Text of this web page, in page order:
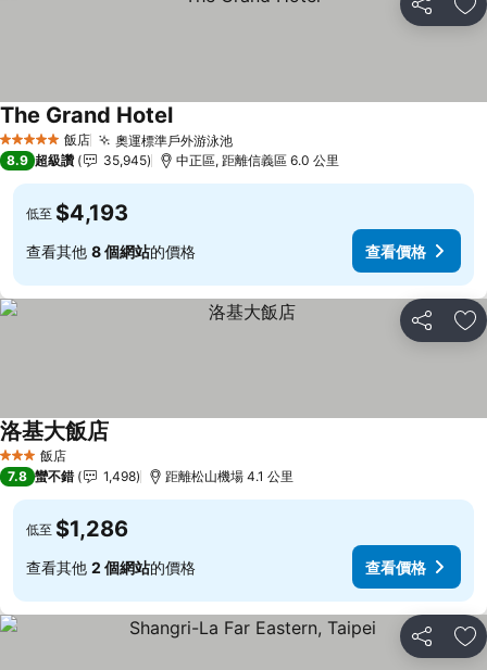
分享 加
5 星級 飯店 奧運標準戶外游泳池查看價格
The Grand Hotel查看價格
8.9 超級讚 35,945 中正區, 距離信義區 6.0 公里
低至 $4,193
查看其他 8 個網站的價格 查看價格
分享 加
3 星級 飯店
洛基大飯店
7.8 蠻不錯 1,498 距離松山機場 4.1 公里
低至 $1,286
查看其他 2 個網站的價格 查看價格
分享 加